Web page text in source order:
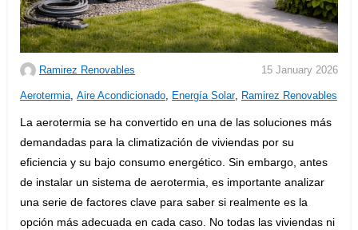
Ramirez Renovables 15 January 2026
C
Aerotermia Aire Acondicionado Energía Solar, Ramirez Renovables
La aerotermia se ha convertido en una de las soluciones más
demandadas para la climatización de viviendas por su
eficiencia y su bajo consumo energético. Sin embargo, antes
de instalar un sistema de aerotermia, es importante analizar
una serie de factores clave para saber si realmente es la
opción más adecuada en cada caso. No todas las viviendas ni